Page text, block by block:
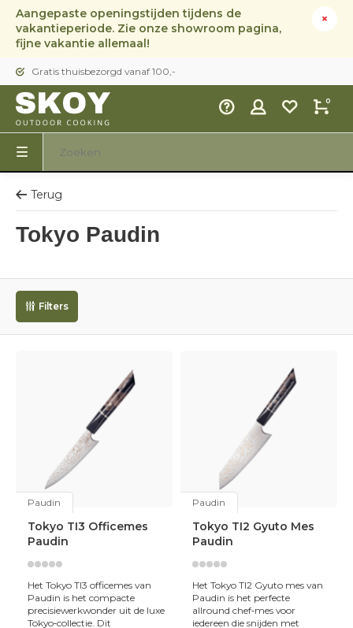
Aangepaste openingstijden tijdens de
vakantieperiode. Zie onze showroom pagina,
fijne vakantie allemaal!
Gratis thuisbezorgd vanaf 100,-
0
Terug
Tokyo Paudin
Filters
Paudin
Tokyo TI3 Officemes
Paudin
Het Tokyo TI3 officemes van
Paudin is het compacte
precisiewerkwonder uit de luxe
Tokyo‑collectie. Dit
Paudin
Tokyo TI2 Gyuto Mes
Paudin
Het Tokyo TI2 Gyuto mes van
Paudin is het perfecte
allround chef‑mes voor
iedereen die snijden met